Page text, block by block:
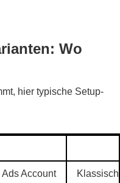
Wo
hier typische Setup-
Account